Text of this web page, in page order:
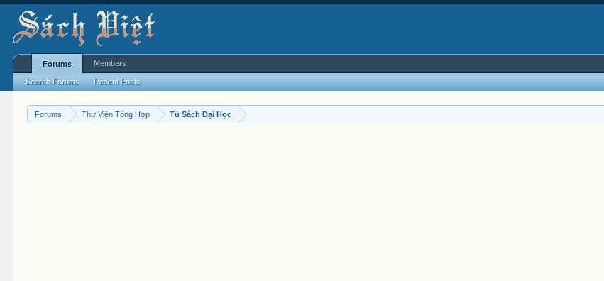
Forums Thư Viện Tổng Hợp Tủ Sách Đại Học
Forums
Search Forums Recent Posts
Members